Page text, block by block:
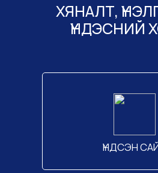
ХЯНАЛТ,
ҮНДЭСНИЙ
ҮНДСЭН